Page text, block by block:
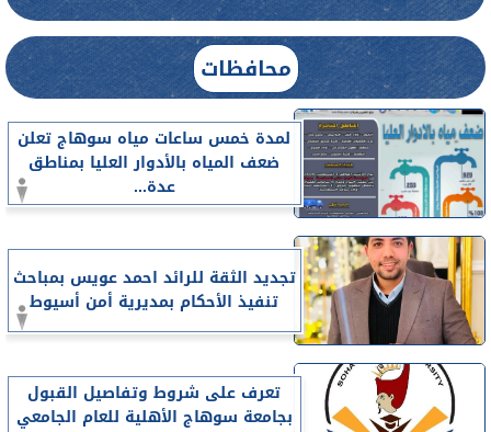
محافظات
لمدة خمس ساعات مياه سوهاج تعلن
ضعف المياه بالأدوار العليا بمناطق
عدة...
تجديد الثقة للرائد احمد عويس بمباحث
تنفيذ الأحكام بمديرية أمن أسيوط
تعرف على شروط وتفاصيل القبول
بجامعة سوهاج الأهلية للعام الجامعي